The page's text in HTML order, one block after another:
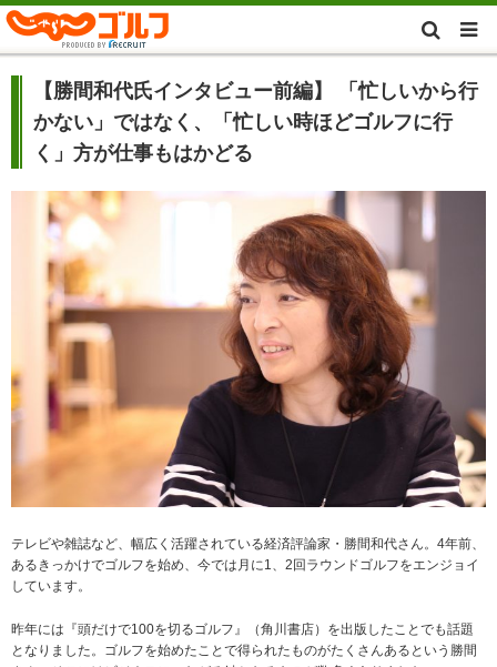
【勝間和代氏インタビュー前編】 「忙しいから行
かない」ではなく、「忙しい時ほどゴルフに行
く」方が仕事もはかどる
テレビや雑誌など、幅広く活躍されている経済評論家・勝間和代さん。4年前、
あるきっかけでゴルフを始め、今では月に1、2回ラウンドゴルフをエンジョイ
しています。
昨年には『頭だけで100を切るゴルフ』（角川書店）を出版したことでも話題
となりました。ゴルフを始めたことで得られたものがたくさんあるという勝間